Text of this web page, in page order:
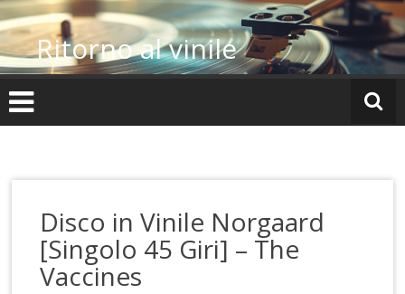
Vai
al
contenutoRitorno al vinile
Disco in Vinile Norgaard
[Singolo 45 Giri] – The
Vaccines